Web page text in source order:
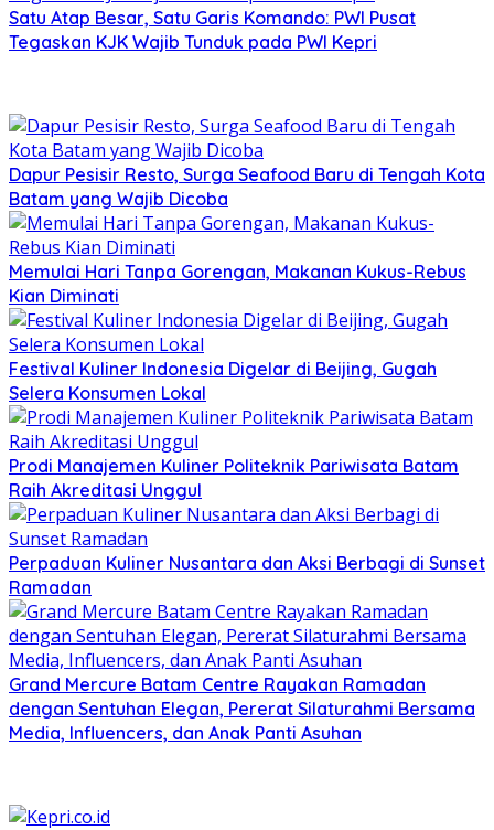
Satu Atap Besar, Satu Garis Komando: PWI Pusat
Tegaskan KJK Wajib Tunduk pada PWI Kepri
Dapur Pesisir Resto, Surga Seafood Baru di Tengah Kota
Batam yang Wajib Dicoba
Memulai Hari Tanpa Gorengan, Makanan Kukus-Rebus
Kian Diminati
Festival Kuliner Indonesia Digelar di Beijing, Gugah
Selera Konsumen Lokal
Prodi Manajemen Kuliner Politeknik Pariwisata Batam
Raih Akreditasi Unggul
Perpaduan Kuliner Nusantara dan Aksi Berbagi di Sunset
Ramadan
Grand Mercure Batam Centre Rayakan Ramadan
dengan Sentuhan Elegan, Pererat Silaturahmi Bersama
Media, Influencers, dan Anak Panti Asuhan